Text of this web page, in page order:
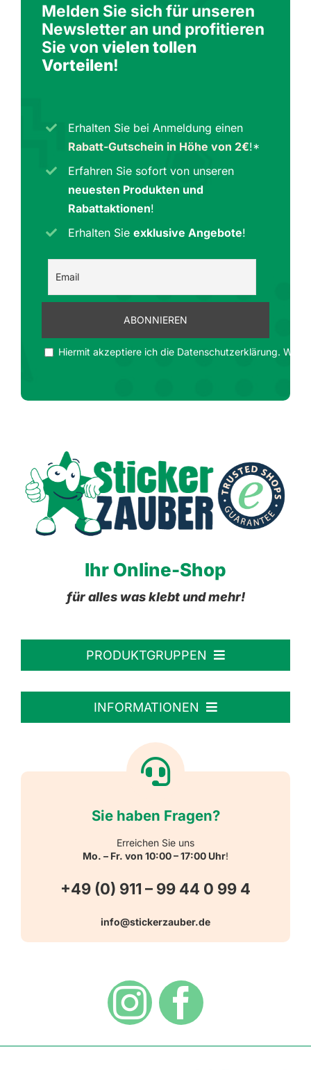
Melden Sie sich für unseren
Newsletter an und profitieren
Sie von vielen tollen
Vorteilen!
Erhalten Sie bei Anmeldung einen
Rabatt-Gutschein in Höhe von 2€!*
Erfahren Sie sofort von unseren
neuesten Produkten und
Rabattaktionen!
Erhalten Sieexklusive Angebote!
Hiermit akzeptiere ich die Datenschutzerklärung. Wir
Ihr Online-Shop
für alles was klebt und mehr!
PRODUKTGRUPPEN
Personalisierte Aufkleber
Reflektierende Aufkleber
Warn-, Gebots-, Verbots- und
Hinweisaufkleber
INFORMATIONEN
Versandarten
Widerrufsbelehrung
Sie haben Fragen?
Erreichen Sie uns
Mo. – Fr. von 10:00 – 17:00 Uhr!
+49 (0) 911 – 99 44 0 99 4
info@stickerzauber.de